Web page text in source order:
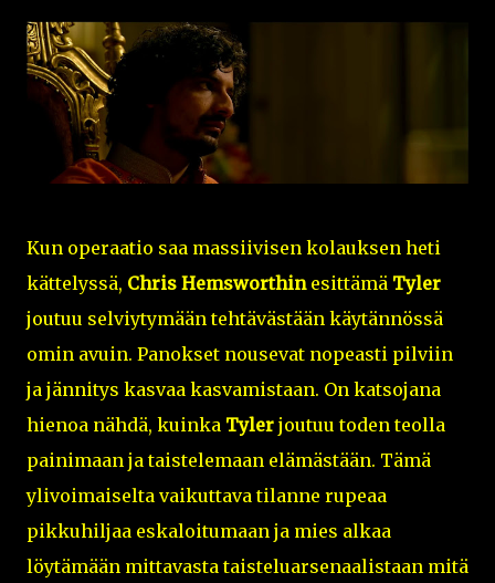
Kun operaatio saa massiivisen kolauksen heti
kättelyssä, Chris Hemsworthinesittämä Tyler
joutuu selviytymään tehtävästään käytännössä
omin avuin. Panokset nousevat nopeasti pilviin
ja jännitys kasvaa kasvamistaan. On katsojana
hienoa nähdä, kuinka Tyler joutuu toden teolla
painimaan ja taistelemaan elämästään. Tämä
ylivoimaiselta vaikuttava tilanne rupeaa
pikkuhiljaa eskaloitumaan ja mies alkaa
löytämään mittavasta taisteluarsenaalistaan mitä